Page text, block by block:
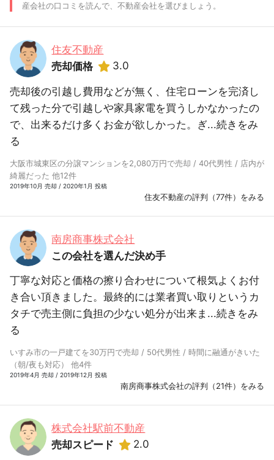
産会社の口コミを読んで、不動産会社を選びましょう。
住友不動産
売却価格
3.0
売却後の引越し費用などが無く、住宅ローンを完済し
て残った分で引越しや家具家電を買うしかなかったの
で、出来るだけ多くお金が欲しかった。ぎ...続きをみ
る
大阪市城東区の分譲マンションを2,080万円で売却 / 40代男性 / 店内が
綺麗だった 他12件
2019年10月 売却 / 2020年1月 投稿
住友不動産の評判（77件）をみる
南房商事株式会社
この会社を選んだ決め手
丁寧な対応と価格の擦り合わせについて根気よくお付
き合い頂きました。最終的には業者買い取りというカ
タチで売主側に負担の少ない処分が出来ま...続きをみ
る
いすみ市の一戸建てを30万円で売却 / 50代男性 / 時間に融通がきいた
（朝/夜も対応） 他4件
2019年4月 売却 / 2019年12月 投稿
南房商事株式会社の評判（21件）をみる
株式会社駅前不動産
売却スピード
2.0